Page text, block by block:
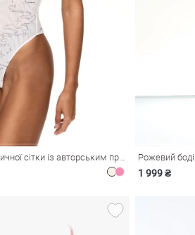
Молочний боді з еластичної сітки із авторським принтом
1 999 ₴